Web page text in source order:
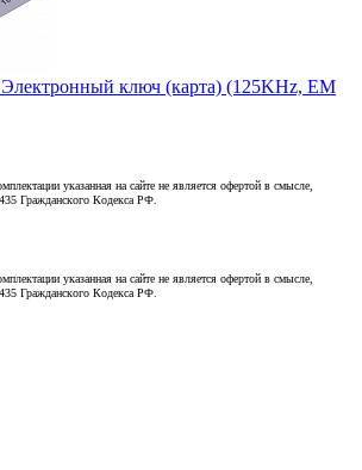
ключ (карта) (125KHz, EM
указанная на сайте не является офертой в смысле,
Гражданского Кодекса РФ.
указанная на сайте не является офертой в смысле,
Гражданского Кодекса РФ.